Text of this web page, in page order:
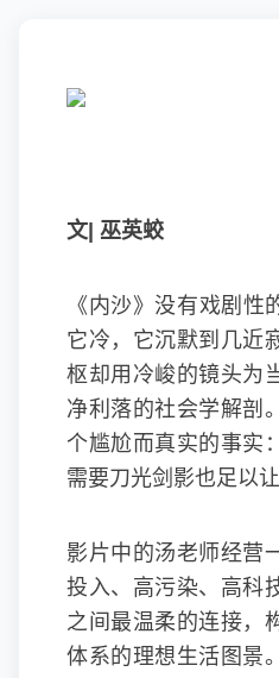
文| 巫英蛟
《内沙》没有戏剧
它冷，它沉默到几近
枢却用冷峻的镜头为
净利落的社会学解剖
个尴尬而真实的事实
需要刀光剑影也足以
影片中的汤老师经营
投入、高污染、高科
之间最温柔的连接，
体系的理想生活图景